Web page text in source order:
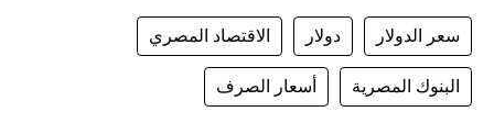
سعر الدولار دولار الاقتصاد المصري
البنوك المصرية أسعار الصرف